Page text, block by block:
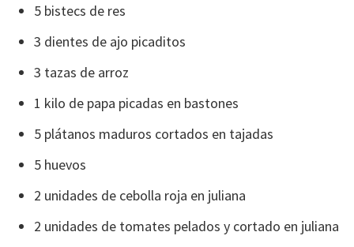
5 bistecs de res
3 dientes de ajo picaditos
3 tazas de arroz
1 kilo de papa picadas en bastones
5 plátanos maduros cortados en tajadas
5 huevos
2 unidades de cebolla roja en juliana
2 unidades de tomates pelados y cortado en juliana